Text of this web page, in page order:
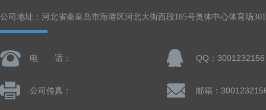
公司地址：河北省秦皇岛市海港区河北大街西段185号奥体中心体育场
电 话： QQ：3001232156
公司传真： 邮箱：